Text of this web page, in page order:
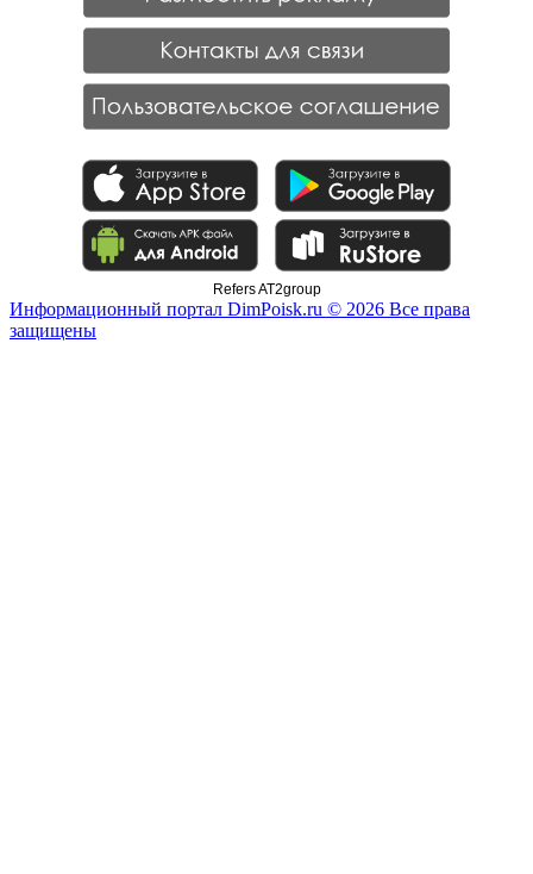
Refers AT2group
Информационный портал DimPoisk.ru © 2026 Все права
защищены